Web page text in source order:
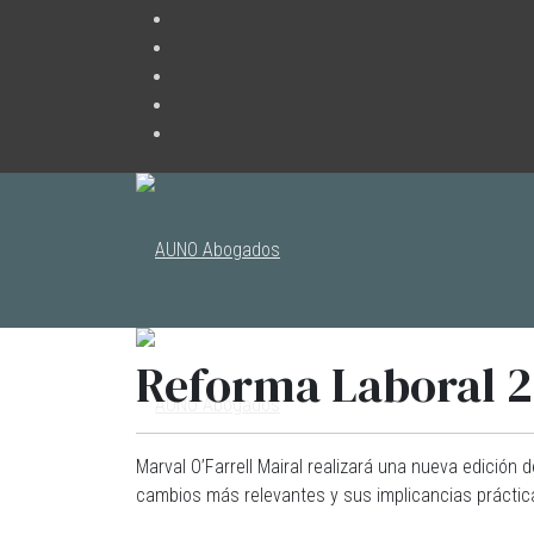
Reforma Laboral
Marval O’Farrell Mairal realizará una nueva edición
cambios más relevantes y sus implicancias